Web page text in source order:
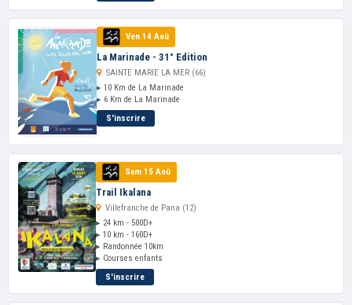
Ven 14 Aoû
La Marinade - 31° Edition
SAINTE MARIE LA MER (66)
▸ 10 Km de La Marinade
▸ 6 Km de La Marinade
S'inscrire
Sam 15 Aoû
Trail Ikalana
Villefranche de Pana (12)
▸ 24 km - 500D+
▸ 10 km - 160D+
▸ Randonnée 10km
▸ Courses enfants
S'inscrire